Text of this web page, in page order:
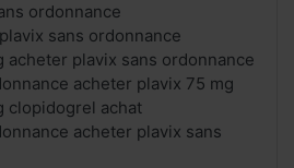
ordonnance
sans ordonnance
acheter plavix sans ordonnance
acheter plavix 75 mg
clopidogrel achat
acheter plavix sans